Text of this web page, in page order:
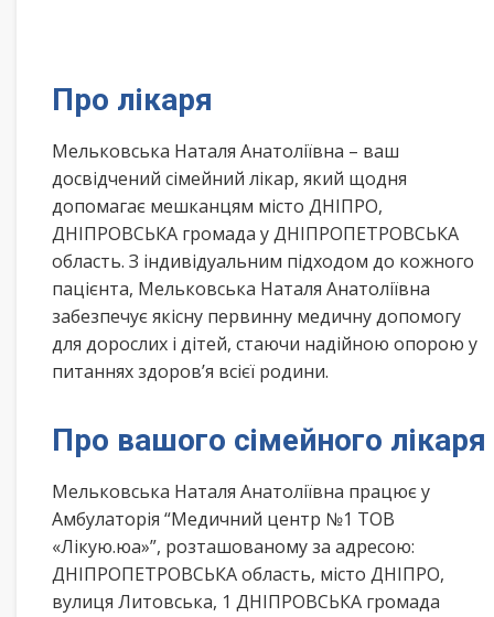
Про лікаря
Мельковська Наталя Анатоліївна – ваш
досвідчений сімейний лікар, який щодня
допомагає мешканцям місто ДНІПРО,
ДНІПРОВСЬКА громада у ДНІПРОПЕТРОВСЬКА
область. З індивідуальним підходом до кожного
пацієнта, Мельковська Наталя Анатоліївна
забезпечує якісну первинну медичну допомогу
для дорослих і дітей, стаючи надійною опорою у
питаннях здоров’я всієї родини.
Про вашого сімейного лікаря
Мельковська Наталя Анатоліївна працює у
Амбулаторія “Медичний центр №1 ТОВ
«Лікую.юа»”, розташованому за адресою:
ДНІПРОПЕТРОВСЬКА область, місто ДНІПРО,
вулиця Литовська, 1 ДНІПРОВСЬКА громада